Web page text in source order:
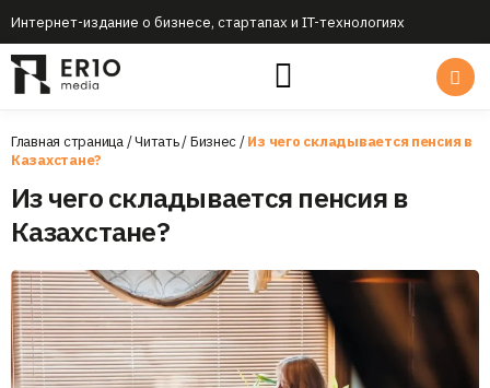
Интернет-издание о бизнесе, стартапах и IT-технологиях
Главная страница/Читать/Бизнес/Из чего складывается пенсия в
Казахстане?
Из чего складывается пенсия в
Казахстане?